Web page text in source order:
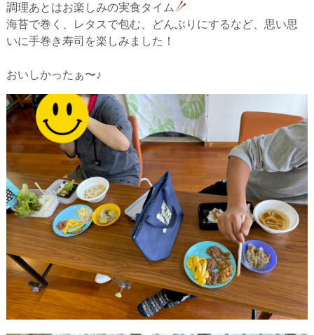
調理あとはお楽しみの実食タイム
海苔で巻く、レタスで包む、どんぶりにするなど、思い思
いに手巻き寿司を楽しみました！
おいしかったぁ〜♪